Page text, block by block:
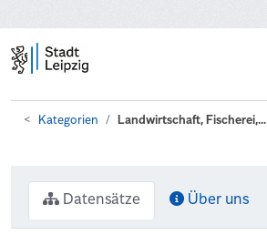
Kategorien Landwirtschaft, Fischerei,...
Datensätze Über uns